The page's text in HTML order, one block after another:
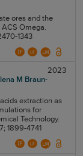
ores and the
Omega.
1343
2023
M Braun-
extraction as
for
Technology.
1899-4741